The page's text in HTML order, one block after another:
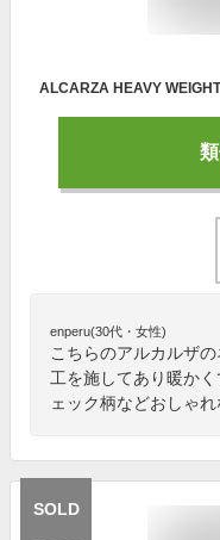
enperu(30代・女性)
こちらのアルカルザ
工を施してあり暖か
ェック柄などおしゃれ
SOLD